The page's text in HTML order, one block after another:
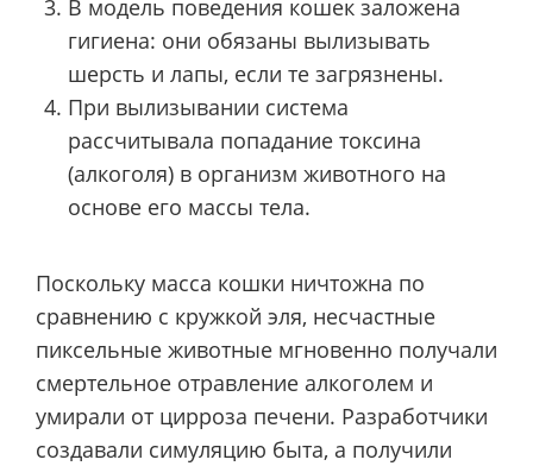
В модель поведения кошек заложена
гигиена: они обязаны вылизывать
шерсть и лапы, если те загрязнены.
При вылизывании система
рассчитывала попадание токсина
(алкоголя) в организм животного на
основе его массы тела.
Поскольку масса кошки ничтожна по
сравнению с кружкой эля, несчастные
пиксельные животные мгновенно получали
смертельное отравление алкоголем и
умирали от цирроза печени. Разработчики
создавали симуляцию быта, а получили